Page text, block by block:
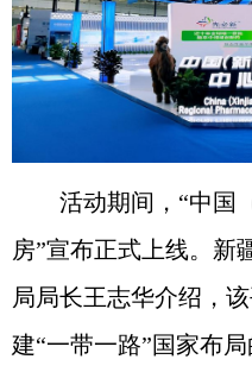
活动期间，“中国
房”宣布正式上线。新
局局长王志华介绍，
建“一带一路”国家布